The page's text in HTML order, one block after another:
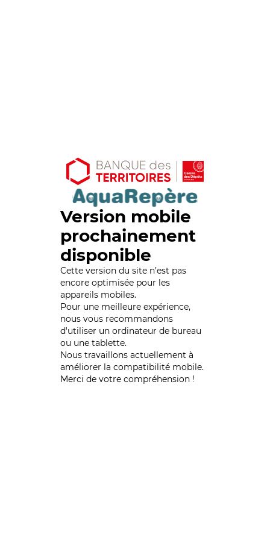
Version mobile
prochainement
disponible
Cette version du site n’est pas
encore optimisée pour les
appareils mobiles.
Pour une meilleure expérience,
nous vous recommandons
d'utiliser un ordinateur de bureau
ou une tablette.
Nous travaillons actuellement à
améliorer la compatibilité mobile.
Merci de votre compréhension !